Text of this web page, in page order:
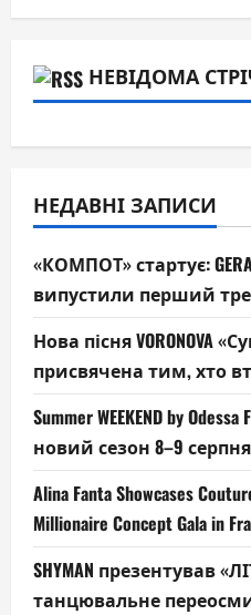
НЕВІДОМА
НЕДАВНІ ЗАПИСИ
«КОМПОТ» стартує:
випустили перший
Нова пісня VORONOVA
присвячена тим, хто
Summer WEEKEND by
новий сезон 8–9
Alina Fanta Showcases
Millionaire Concept Gala in
SHYMAN презентував
танцювальне